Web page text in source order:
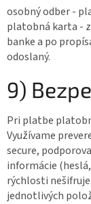
osobný odber -
platobná karta -
banke a po
odoslaný.
9)
Pri platbe
Využívame
secure,
informácie
rýchlosti
jednotlivých